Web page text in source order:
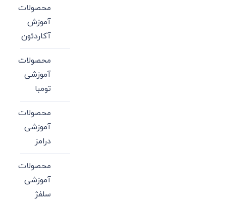
محصولات
آموزش
آکاردئون
محصولات
آموزشی
تومبا
محصولات
آموزشی
درامز
محصولات
آموزشی
سلفژ